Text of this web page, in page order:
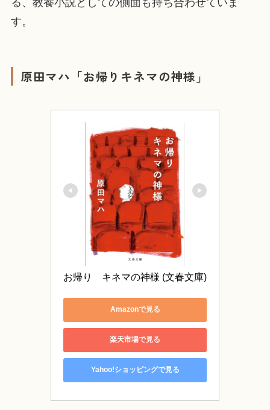
る、教養小説としての側面も持ち合わせていま
す。
原田マハ「お帰りキネマの神様」
お帰り　キネマの神様 (文春文庫)
Amazonで見る
楽天市場で見る
Yahoo!ショッピングで見る